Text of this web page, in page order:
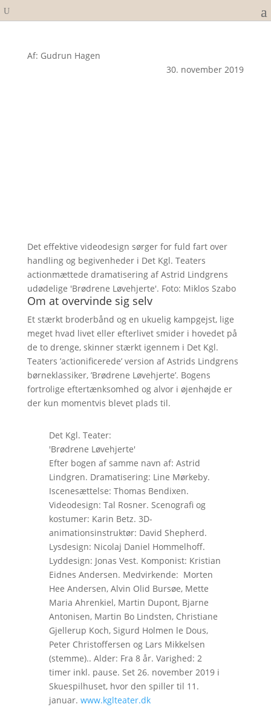
Af: Gudrun Hagen
30. november 2019
Det effektive videodesign sørger for fuld fart over
handling og begivenheder i Det Kgl. Teaters
actionmættede dramatisering af Astrid Lindgrens
udødelige 'Brødrene Løvehjerte'. Foto: Miklos Szabo
Om at overvinde sig selv
Et stærkt broderbånd og en ukuelig kampgejst, lige
meget hvad livet eller efterlivet smider i hovedet på
de to drenge, skinner stærkt igennem i Det Kgl.
Teaters ’actionificerede’ version af Astrids Lindgrens
børneklassiker, ’Brødrene Løvehjerte’. Bogens
fortrolige eftertænksomhed og alvor i øjenhøjde er
der kun momentvis blevet plads til.
Det Kgl. Teater:
'Brødrene Løvehjerte'
Efter bogen af samme navn af: Astrid
Lindgren. Dramatisering: Line Mørkeby.
Iscenesættelse: Thomas Bendixen.
Videodesign: Tal Rosner. Scenografi og
kostumer: Karin Betz. 3D-
animationsinstruktør: David Shepherd.
Lysdesign: Nicolaj Daniel Hommelhoff.
Lyddesign: Jonas Vest. Komponist: Kristian
Eidnes Andersen. Medvirkende: Morten
Hee Andersen, Alvin Olid Bursøe, Mette
Maria Ahrenkiel, Martin Dupont, Bjarne
Antonisen, Martin Bo Lindsten, Christiane
Gjellerup Koch, Sigurd Holmen le Dous,
Peter Christoffersen og Lars Mikkelsen
(stemme).. Alder: Fra 8 år. Varighed: 2
timer inkl. pause. Set 26. november 2019 i
Skuespilhuset, hvor den spiller til 11.
januar. www.kglteater.dk